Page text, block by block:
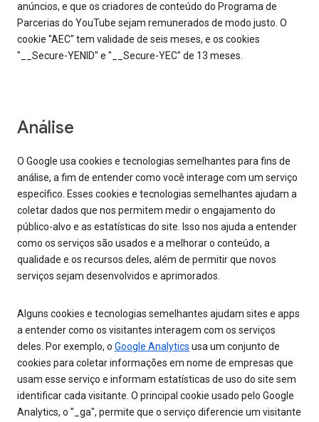
anúncios, e que os criadores de conteúdo do Programa de
Parcerias do YouTube sejam remunerados de modo justo. O
cookie "AEC" tem validade de seis meses, e os cookies
"__Secure-YENID" e "__Secure-YEC" de 13 meses.
Análise
O Google usa cookies e tecnologias semelhantes para fins de
análise, a fim de entender como você interage com um serviço
específico. Esses cookies e tecnologias semelhantes ajudam a
coletar dados que nos permitem medir o engajamento do
público-alvo e as estatísticas do site. Isso nos ajuda a entender
como os serviços são usados e a melhorar o conteúdo, a
qualidade e os recursos deles, além de permitir que novos
serviços sejam desenvolvidos e aprimorados.
Alguns cookies e tecnologias semelhantes ajudam sites e apps
a entender como os visitantes interagem com os serviços
deles. Por exemplo, o Google Analytics usa um conjunto de
cookies para coletar informações em nome de empresas que
usam esse serviço e informam estatísticas de uso do site sem
identificar cada visitante. O principal cookie usado pelo Google
Analytics, o "_ga", permite que o serviço diferencie um visitante